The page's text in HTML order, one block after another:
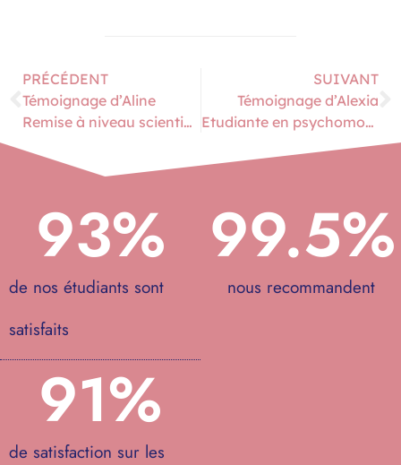
PRÉCÉDENT
Témoignage d’Aline
Remise à niveau scientifique à Aix
SUIVANT
Témoignage d’Alexia
Etudiante en psychomotricité à Lyon
de nos étudiants sont
satisfaits
93%
nous recommandent
99.5%
de satisfaction sur les
91%